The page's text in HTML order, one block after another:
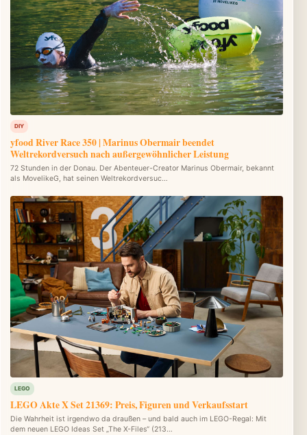
DIY
yfood River Race 350 | Marinus Obermair beendet
Weltrekordversuch nach außergewöhnlicher Leistung
72 Stunden in der Donau. Der Abenteuer-Creator Marinus Obermair, bekannt
als MovelikeG, hat seinen Weltrekordversuc…
LEGO
LEGO Akte X Set 21369: Preis, Figuren und Verkaufsstart
Die Wahrheit ist irgendwo da draußen – und bald auch im LEGO-Regal: Mit
dem neuen LEGO Ideas Set „The X-Files“ (213…